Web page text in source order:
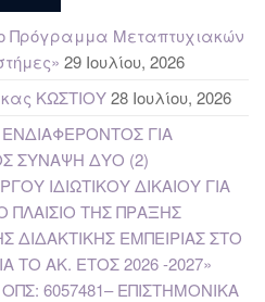
Πρόγραμμα Μεταπτυχιακών
29 Ιουλίου, 2026
ΚΩΣΤΙΟΥ28 Ιουλίου, 2026
ΓΙΑ
ΣΥΝΑΨΗ ΔΥΟ (2)
ΙΔΙΩΤΙΚΟΥ ΔΙΚΑΙΟΥ ΓΙΑ
ΤΗΣ ΠΡΑΞΗΣ
ΕΜΠΕΙΡΙΑΣ ΣΤΟ
ΤΟ ΑΚ. ΕΤΟΣ 2026 -2027»
6057481– ΕΠΙΣΤΗΜΟΝΙΚΑ